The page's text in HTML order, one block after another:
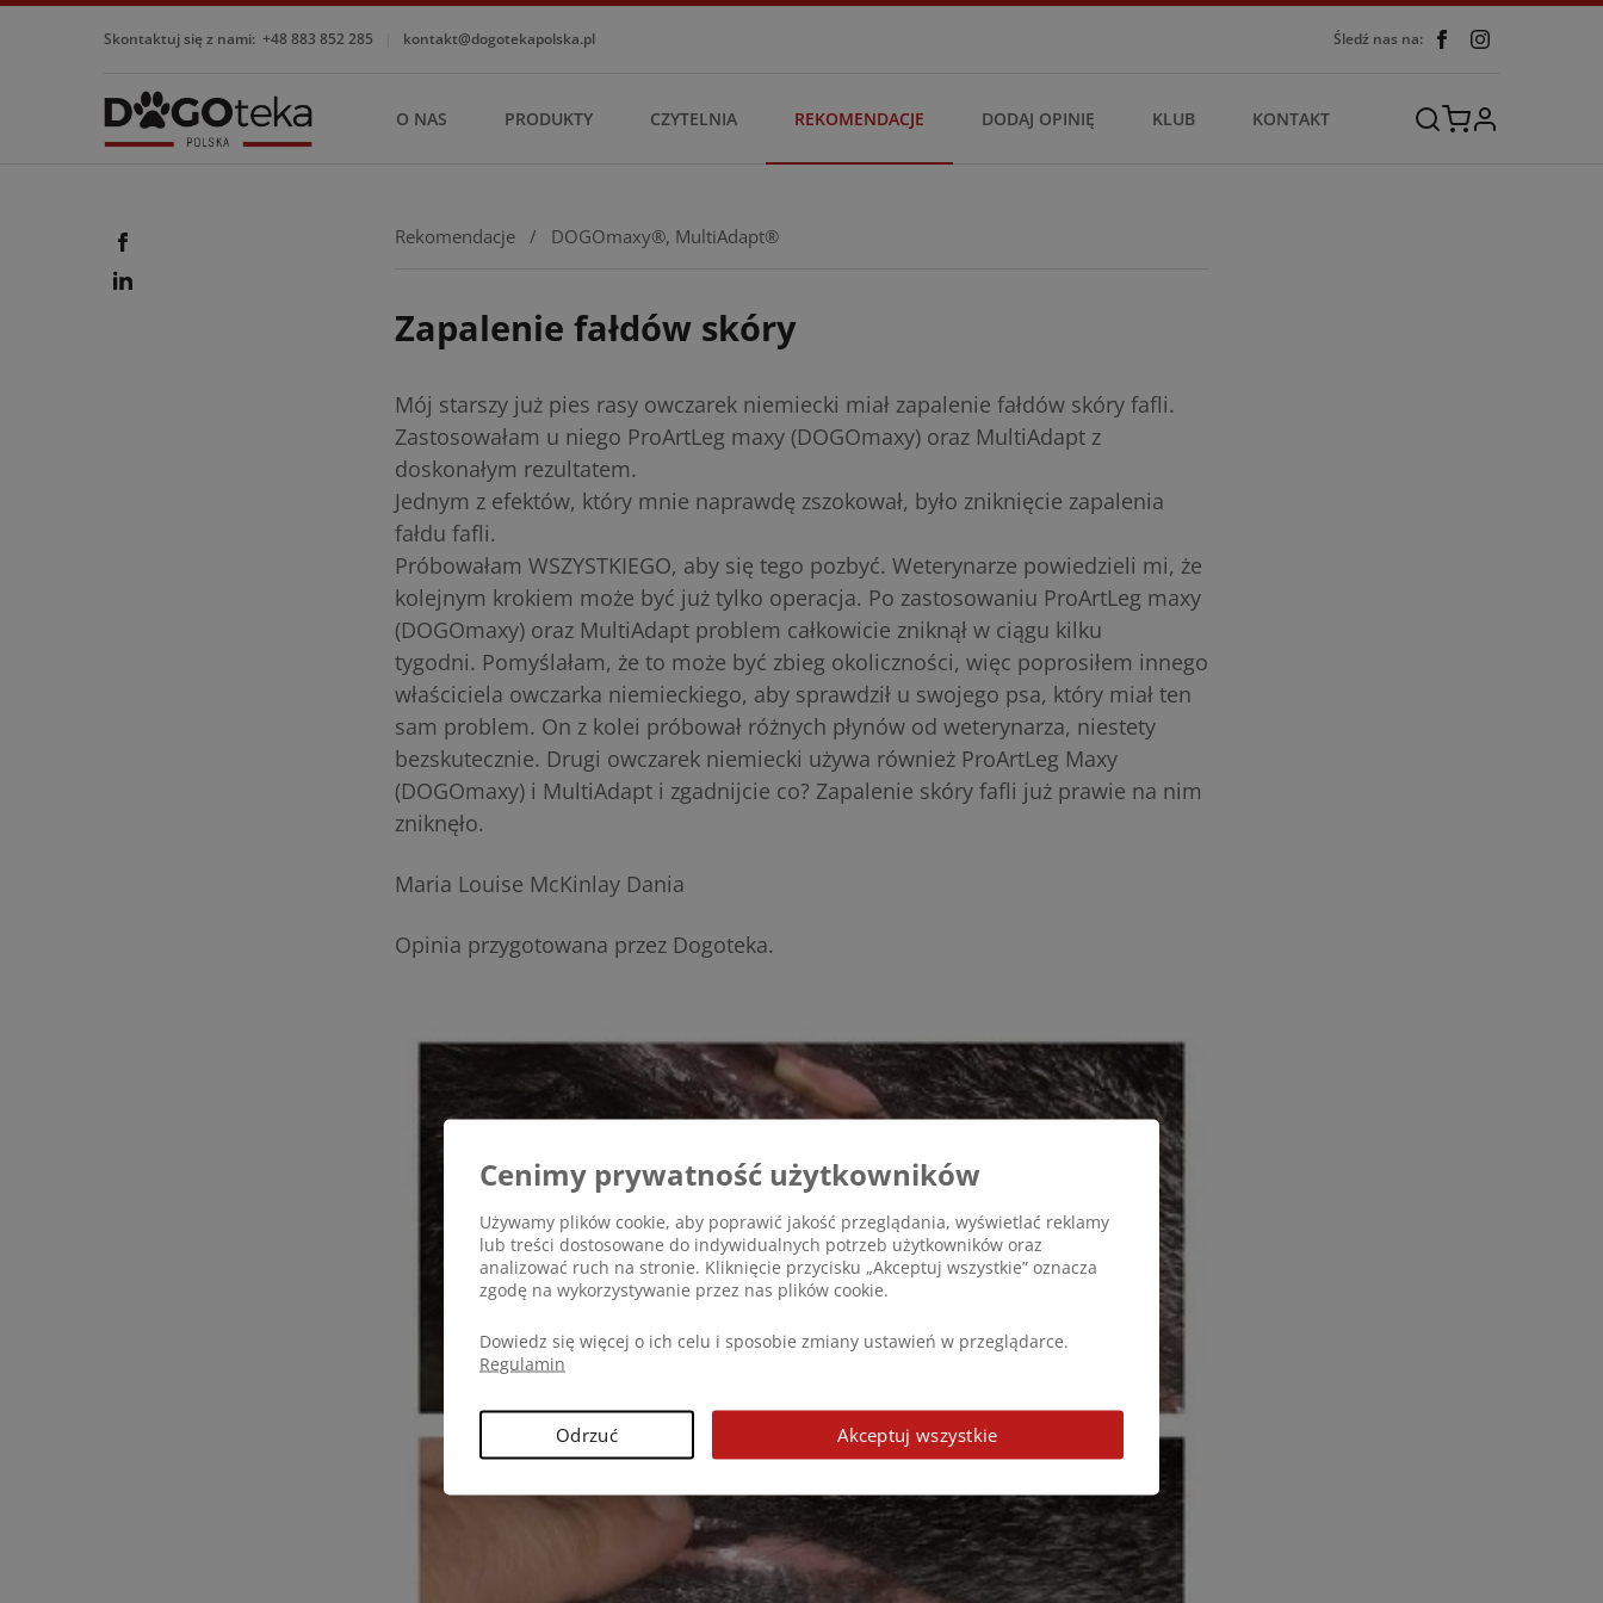
Skontaktuj się z nami: +48 883 852 285 kontakt@dogotekapolska.pl Śledź nas na:
O NAS PRODUKTY CZYTELNIA REKOMENDACJE DODAJ OPINIĘ KLUB KONTAKT
Rekomendacje / DOGOmaxy®, MultiAdapt®
Zapalenie fałdów skóry
Mój starszy już pies rasy owczarek niemiecki miał zapalenie fałdów skóry fafli.
Zastosowałam u niego ProArtLeg maxy (DOGOmaxy) oraz MultiAdapt z
doskonałym rezultatem.
Jednym z efektów, który mnie naprawdę zszokował, było zniknięcie zapalenia
fałdu fafli.
Próbowałam WSZYSTKIEGO, aby się tego pozbyć. Weterynarze powiedzieli mi, że
kolejnym krokiem może być już tylko operacja. Po zastosowaniu ProArtLeg maxy
(DOGOmaxy) oraz MultiAdapt problem całkowicie zniknął w ciągu kilku
tygodni. Pomyślałam, że to może być zbieg okoliczności, więc poprosiłem innego
właściciela owczarka niemieckiego, aby sprawdził u swojego psa, który miał ten
sam problem. On z kolei próbował różnych płynów od weterynarza, niestety
bezskutecznie. Drugi owczarek niemiecki używa również ProArtLeg Maxy
(DOGOmaxy) i MultiAdapt i zgadnijcie co? Zapalenie skóry fafli już prawie na nim
zniknęło.
Maria Louise McKinlay Dania
Opinia przygotowana przez Dogoteka.
Cenimy prywatność użytkowników
Używamy plików cookie, aby poprawić jakość przeglądania, wyświetlać reklamy
lub treści dostosowane do indywidualnych potrzeb użytkowników oraz
analizować ruch na stronie. Kliknięcie przycisku „Akceptuj wszystkie” oznacza
zgodę na wykorzystywanie przez nas plików cookie.
Dowiedz się więcej o ich celu i sposobie zmiany ustawień w przeglądarce.
Regulamin
Odrzuć Akceptuj wszystkie